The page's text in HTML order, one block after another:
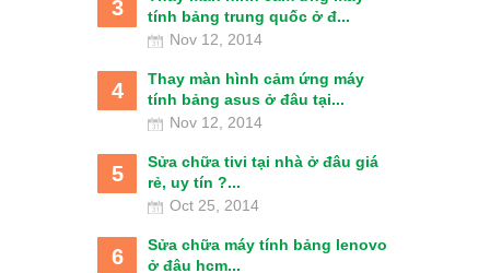
3
tính bảng trung quốc ở đ...
Nov 12, 2014
4
Thay màn hình cảm ứng máy
tính bảng asus ở đâu tại...
Nov 12, 2014
5
Sửa chữa tivi tại nhà ở đâu giá
rẻ, uy tín ?...
Oct 25, 2014
6
Sửa chữa máy tính bảng lenovo
ở đâu hcm...